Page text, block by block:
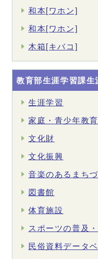
和本[ワホン]
和本[ワホン]
木箱[キバコ]
教育部生涯学習課生
生涯学習
家庭・青少年教育
文化財
文化振興
音楽のあるまちづ
図書館
体育施設
スポーツの普及
民俗資料データ